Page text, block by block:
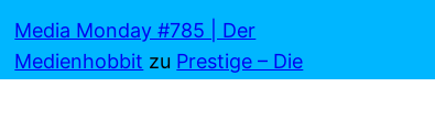
Media Monday #785 | Der
Medienhobbit zu Prestige – Die